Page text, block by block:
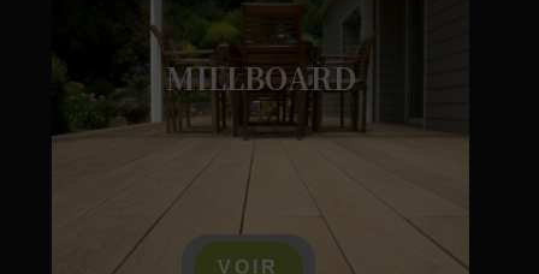
VOIR
MILLBOARD